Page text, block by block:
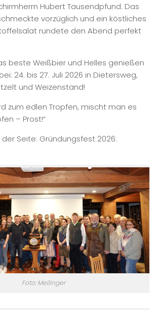
Hubert Tausendpfund. Das
vorzüglich und ein köstliches
rundete den Abend perfekt
beste Weißbier und Helles genießen
24. bis 27. Juli 2026 in Dietersweg,
und Weizenstand!
zum edlen Tropfen, mischt man es
– Prost!“
Seite: Gründungsfest 2026:
Foto: Meilinger